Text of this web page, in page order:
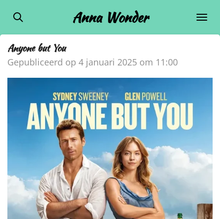
Ga
direct
de
hoofdinhoud
Anna Wonder
Anyone but You
Gepubliceerd op 4 januari 2025 om 11:00